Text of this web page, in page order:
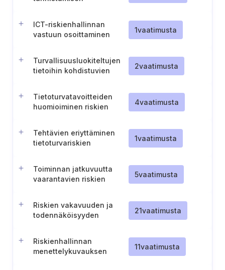
ICT-riskienhallinnan
vastuun osoittaminen
1vaatimusta
Turvallisuusluokiteltujen
tietoihin kohdistuvien
2vaatimusta
Tietoturvatavoitteiden
huomioiminen riskien
4vaatimusta
Tehtävien eriyttäminen
tietoturvariskien
1vaatimusta
Toiminnan jatkuvuutta
vaarantavien riskien
5vaatimusta
Riskien vakavuuden ja
todennäköisyyden
21vaatimusta
Riskienhallinnan
menettelykuvauksen
11vaatimusta